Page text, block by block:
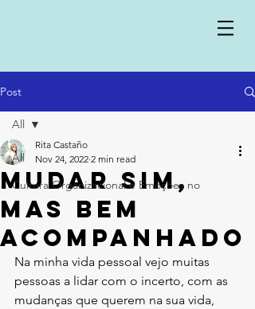
Post
All
Cultura Organizacional e Emoções no
All
Mudar sim,
mas bem
acompanhado
Rita Castaño
Nov 24, 2022 2 min read
Na minha vida pessoal vejo muitas
pessoas a lidar com o incerto, com as
mudanças que querem na sua vida,